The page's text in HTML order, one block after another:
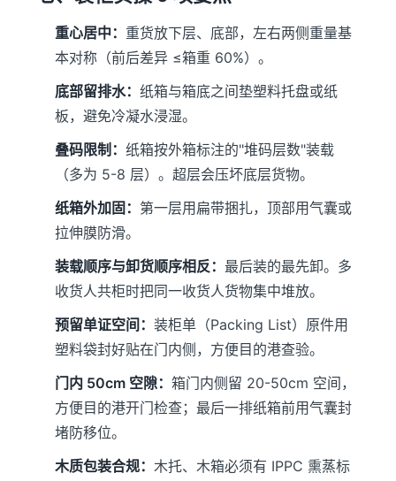
重心居中： 重货放下层、底部，左右两侧重量基
本对称（前后差异 ≤箱重 60%）。
底部留排水： 纸箱与箱底之间垫塑料托盘或纸
板，避免冷凝水浸湿。
叠码限制： 纸箱按外箱标注的"堆码层数"装载
（多为 5-8 层）。超层会压坏底层货物。
纸箱外加固： 第一层用扁带捆扎，顶部用气囊或
拉伸膜防滑。
装载顺序与卸货顺序相反： 最后装的最先卸。多
收货人共柜时把同一收货人货物集中堆放。
预留单证空间： 装柜单（Packing List）原件用
塑料袋封好贴在门内侧，方便目的港查验。
门内 50cm 空隙： 箱门内侧留 20-50cm 空间，
方便目的港开门检查；最后一排纸箱前用气囊封
堵防移位。
木质包装合规： 木托、木箱必须有 IPPC 熏蒸标